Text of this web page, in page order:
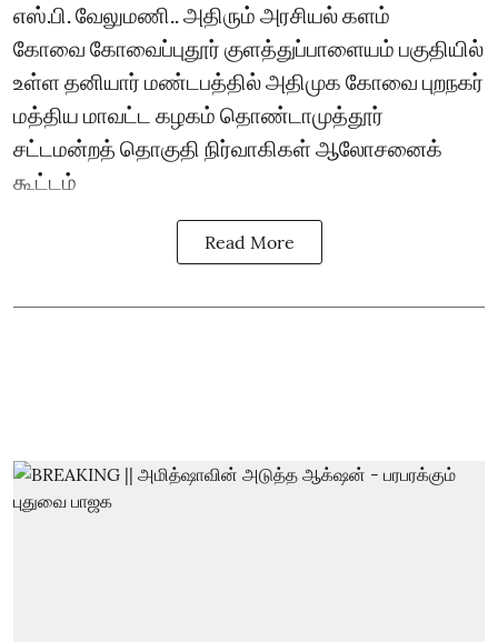
எஸ்.பி. வேலுமணி.. அதிரும் அரசியல் களம்
கோவை கோவைப்புதூர் குளத்துப்பாளையம் பகுதியில்
உள்ள தனியார் மண்டபத்தில் அதிமுக கோவை புறநகர்
மத்திய மாவட்ட கழகம் தொண்டாமுத்தூர்
சட்டமன்றத் தொகுதி நிர்வாகிகள் ஆலோசனைக்
கூட்டம்
Read More